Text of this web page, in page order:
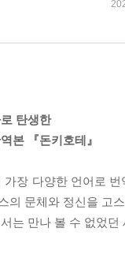
탄생한
본 『돈키호테』
가장 다양한 언어로
의 문체와 정신을 고
는 만나 볼 수 없었